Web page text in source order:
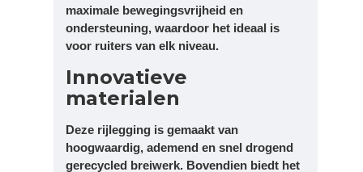
maximale bewegingsvrijheid en
ondersteuning, waardoor het ideaal is
voor ruiters van elk niveau.
Innovatieve
materialen
Deze rijlegging is gemaakt van
hoogwaardig, ademend en snel drogend
gerecycled breiwerk. Bovendien biedt het